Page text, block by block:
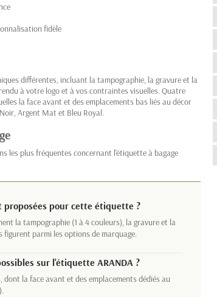
fidèle
différentes, incluant la tampographie, la gravure et la
à votre logo et à vos contraintes visuelles. Quatre
la face avant et des emplacements bas liés au décor
Argent Mat et Bleu Royal.
les plus fréquentes concernant l'étiquette à bagage
proposées pour cette étiquette ?
la tampographie (1 à 4 couleurs), la gravure et la
parmi les options de marquage.
sur l'étiquette ARANDA ?
la face avant et des emplacements dédiés au